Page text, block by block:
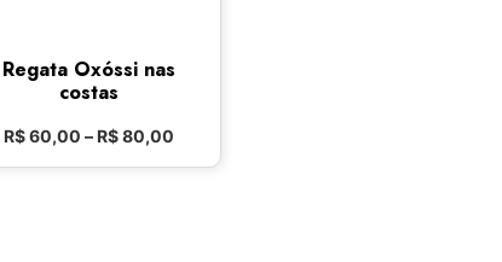
Regata Oxóssi nas
costas
R$60,00 – R$80,00